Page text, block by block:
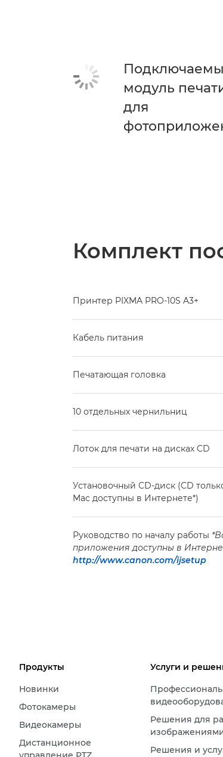
модуль
для
Комплект
Принтер PIXMA PRO-10S A3+
Кабель питания
Печатающая головка
10 отдельных чернильниц
Лоток для печати на дисках CD
Установочный CD-диск (CD
Mac доступны в Интернете*)
Руководство по началу работы
приложения доступны в
http://www.canon.com/ijsetup
Продукты
Новинки
Фотокамеры
Видеокамеры
Дистанционное
Услуги и
Решения для
Решения и